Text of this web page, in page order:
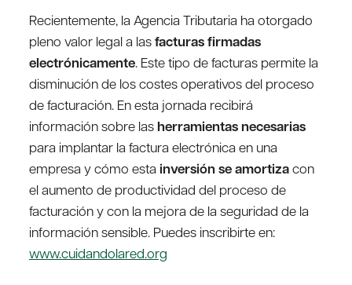
Recientemente, la Agencia Tributaria ha otorgado
pleno valor legal a lasfacturas firmadas
electrónicamente. Este tipo de facturas permite la
disminución de los costes operativos del proceso
de facturación. En esta jornada recibirá
información sobre las herramientas necesarias
para implantar la factura electrónica en una
empresa y cómo esta inversión se amortizacon
el aumento de productividad del proceso de
facturación y con la mejora de la seguridad de la
información sensible. Puedes inscribirte en:
www.cuidandolared.org